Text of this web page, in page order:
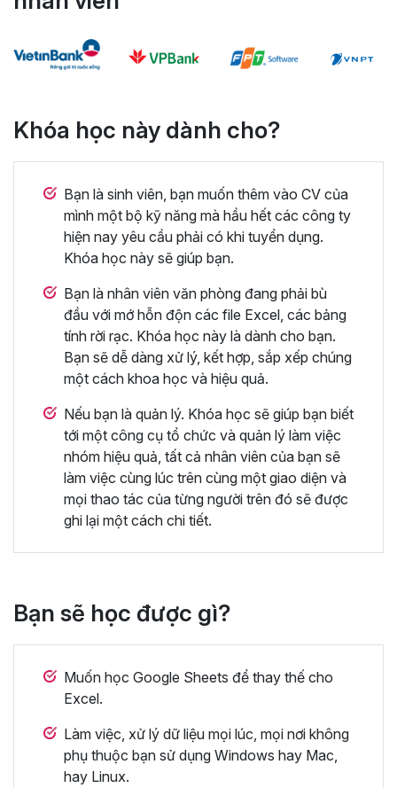
Khóa học này dành cho?
Bạn là sinh viên, bạn muốn thêm vào CV của
mình một bộ kỹ năng mà hầu hết các công ty
hiện nay yêu cầu phải có khi tuyển dụng.
Khóa học này sẽ giúp bạn.
Bạn là nhân viên văn phòng đang phải bù
đầu với mớ hỗn độn các file Excel, các bảng
tính rời rạc. Khóa học này là dành cho bạn.
Bạn sẽ dễ dàng xử lý, kết hợp, sắp xếp chúng
một cách khoa học và hiệu quả.
Nếu bạn là quản lý. Khóa học sẽ giúp bạn biết
tới một công cụ tổ chức và quản lý làm việc
nhóm hiệu quả, tất cả nhân viên của bạn sẽ
làm việc cùng lúc trên cùng một giao diện và
mọi thao tác của từng người trên đó sẽ được
ghi lại một cách chi tiết.
Bạn sẽ học được gì?
Muốn học Google Sheets để thay thế cho
Excel.
Làm việc, xử lý dữ liệu mọi lúc, mọi nơi không
phụ thuộc bạn sử dụng Windows hay Mac,
hay Linux.